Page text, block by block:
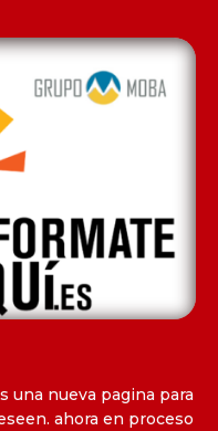
una nueva pagina para
ahora en proceso